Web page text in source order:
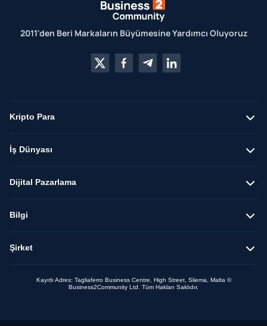
2011'den Beri Markaların Büyümesine Yardımcı Oluyoruz
Kripto Para
İş Dünyası
Dijital Pazarlama
Bilgi
Şirket
Kayıtlı Adres: Tagliaferro Business Centre, High Street, Sliema, Malta ©
Business2Community Ltd. Tüm Hakları Saklıdır.